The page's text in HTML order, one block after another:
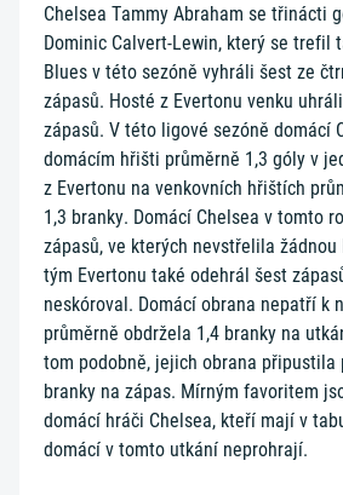
Chelsea Tammy Abraham se třinácti
Dominic Calvert-Lewin, který se trefil
Blues v této sezóně vyhráli šest ze
zápasů. Hosté z Evertonu venku
zápasů. V této ligové sezóně domácí
domácím hřišti průměrně 1,3 góly v
z Evertonu na venkovních hřištích
1,3 branky. Domácí Chelsea v tomto
zápasů, ve kterých nevstřelila
tým Evertonu také odehrál šest
neskóroval. Domácí obrana nepatří k
průměrně obdržela 1,4 branky na
tom podobně, jejich obrana připustila
branky na zápas. Mírným favoritem
domácí hráči Chelsea, kteří mají v
domácí v tomto utkání neprohrají.